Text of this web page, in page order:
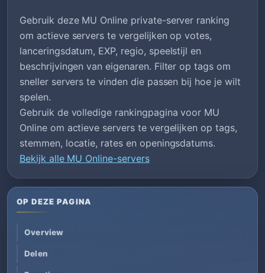
Gebruik deze MU Online private-server ranking
om actieve servers te vergelijken op votes,
lanceringsdatum, EXP, regio, speelstijl en
beschrijvingen van eigenaren. Filter op tags om
sneller servers te vinden die passen bij hoe je wilt
spelen.
Gebruik de volledige rankingpagina voor MU
Online om actieve servers te vergelijken op tags,
stemmen, locatie, rates en openingsdatums.
Bekijk alle MU Online-servers
OP DEZE PAGINA
Overview
Delen